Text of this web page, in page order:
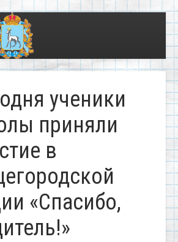
ученики
приняли
в
«Спасибо,